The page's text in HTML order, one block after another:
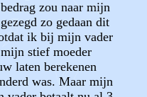
zou naar mijn
zo gedaan dit
ik bij mijn vader
stief moeder
laten berekenen
was. Maar mijn